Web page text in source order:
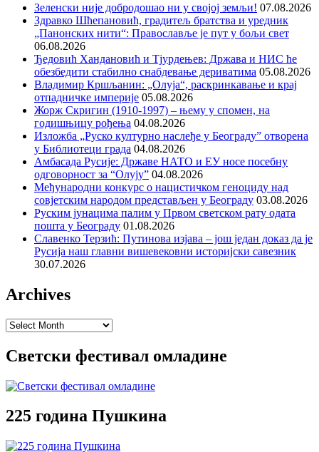
Зеленски није добродошао ни у својој земљи! 07.08.2026
Здравко Шћепановић, градитељ братства и уредник
„Панонских нити“: Православље је пут у бољи свет
06.08.2026
Ђедовић Хандановић и Тјурдењев: Држава и НИС ће
обезбедити стабилно снабдевање дериватима 05.08.2026
Владимир Кршљанин: „Олуја“, раскринкавање и крај
отпадничке империје 05.08.2026
Жорж Скригин (1910-1997) – њему у спомен, на
годишњицу рођења 04.08.2026
Изложба „Руско културно наслеђе у Београду” отворена
у Библиотеци града 04.08.2026
Амбасада Русије: Државе НАТО и ЕУ носе посебну
одговорност за “Олују” 04.08.2026
Међународни конкурс о нацистичком геноциду над
совјетским народом представљен у Београду 03.08.2026
Руским јунацима палим у Првом светском рату одата
пошта у Београду 01.08.2026
Славенко Терзић: Путинова изјава – још један доказ да је
Русија наш главни вишевековни историјски савезник
30.07.2026
Archives
Archives
Светски фестивал омладине
225 година Пушкина